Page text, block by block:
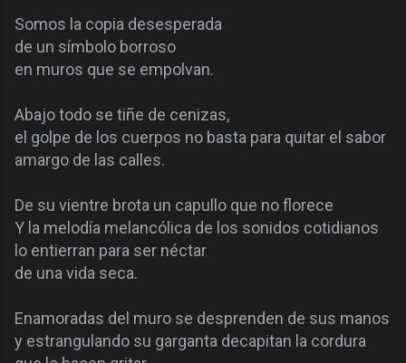
Somos la copia desesperada
de un símbolo borroso
en muros que se empolvan.
Abajo todo se tiñe de cenizas,
el golpe de los cuerpos no basta para quitar el sabor
amargo de las calles.
De su vientre brota un capullo que no florece
Y la melodía melancólica de los sonidos cotidianos
lo entierran para ser néctar
de una vida seca.
Enamoradas del muro se desprenden de sus manos
y estrangulando su garganta decapitan la cordura